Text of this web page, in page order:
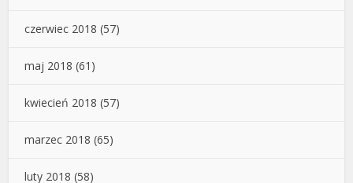
czerwiec 2018 (57)
maj 2018 (61)
kwiecień 2018 (57)
marzec 2018 (65)
luty 2018 (58)